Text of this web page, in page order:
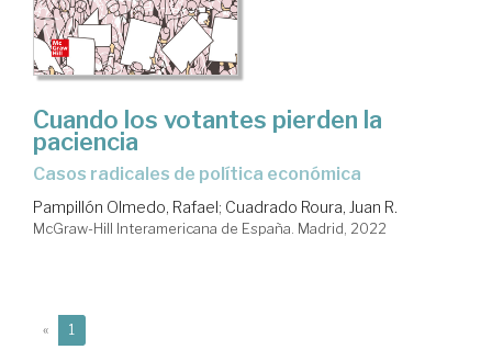
Cuando los votantes pierden la
paciencia
casos radicales de política económica
Pampillón Olmedo, Rafael; Cuadrado Roura, Juan R.
McGraw-Hill Interamericana de España. Madrid, 2022
« 1